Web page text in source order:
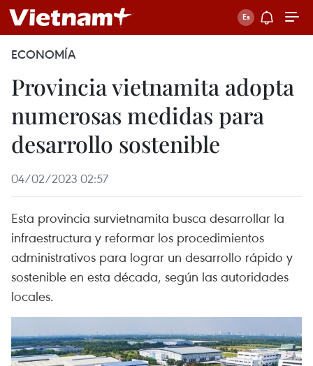
ECONOMÍA
Provincia vietnamita adopta
numerosas medidas para
desarrollo sostenible
04/02/2023 02:57
Esta provincia survietnamita busca desarrollar la
infraestructura y reformar los procedimientos
administrativos para lograr un desarrollo rápido y
sostenible en esta década, según las autoridades
locales.